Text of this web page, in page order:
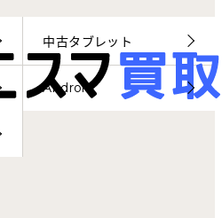
中古タブレット
Android